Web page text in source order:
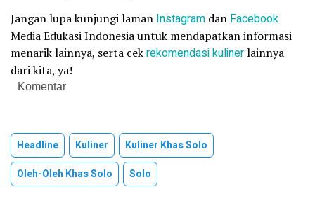
Jangan lupa kunjungi laman Instagram dan Facebook
Media Edukasi Indonesia untuk mendapatkan informasi
menarik lainnya, serta cekrekomendasi kulinerlainnya
dari kita, ya!
Komentar
Headline Kuliner
Kuliner Khas Solo
Oleh-Oleh Khas Solo
Solo